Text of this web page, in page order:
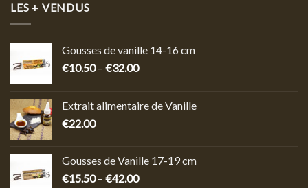
LES + VENDUS
Gousses de vanille 14-16 cm
€10.50– €32.00
Extrait alimentaire de Vanille
€22.00
Gousses de Vanille 17-19 cm
€15.50– €42.00